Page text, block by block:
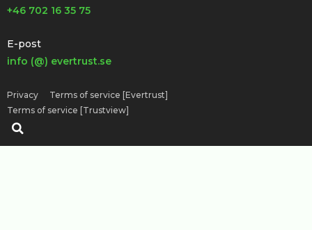
+46 702 16 35 75
E-post
info (@) evertrust.se
Privacy
Terms of service [Evertrust]
Terms of service [Trustview]
Sök